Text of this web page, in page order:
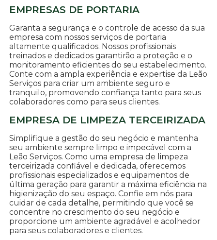
EMPRESAS DE PORTARIA
Garanta a segurança e o controle de acesso da sua
empresa com nossos serviços de portaria
altamente qualificados. Nossos profissionais
treinados e dedicados garantirão a proteção e o
monitoramento eficientes do seu estabelecimento.
Conte com a ampla experiência e expertise da Leão
Serviços para criar um ambiente seguro e
tranquilo, promovendo confiança tanto para seus
colaboradores como para seus clientes.
EMPRESA DE LIMPEZA TERCEIRIZADA
Simplifique a gestão do seu negócio e mantenha
seu ambiente sempre limpo e impecável com a
Leão Serviços. Como uma empresa de limpeza
terceirizada confiável e dedicada, oferecemos
profissionais especializados e equipamentos de
última geração para garantir a máxima eficiência na
higienização do seu espaço. Confie em nós para
cuidar de cada detalhe, permitindo que você se
concentre no crescimento do seu negócio e
proporcione um ambiente agradável e acolhedor
para seus colaboradores e clientes.